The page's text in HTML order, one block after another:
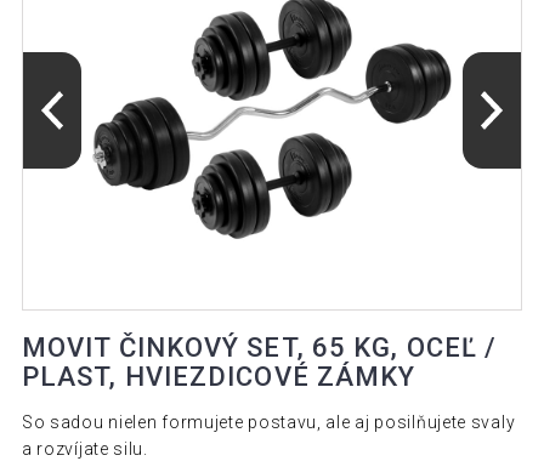
MOVIT ČINKOVÝ SET, 65 KG, OCEĽ /
PLAST, HVIEZDICOVÉ ZÁMKY
So sadou nielen formujete postavu, ale aj posilňujete svaly
a rozvíjate silu.